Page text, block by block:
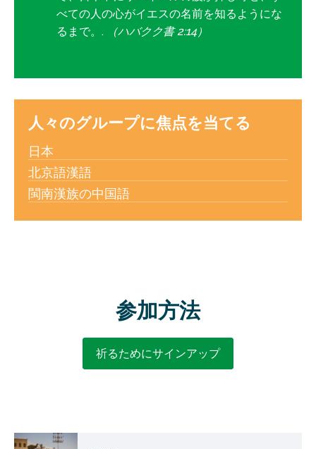
べての人の心がイエスの名前を知るようにな
るまで。.
（ハバクク書 2:14）
人々のグループに焦点を当てる
日本
北京語漢語
閩南漢族の中国語
参加方法
祈るためにサインアップ